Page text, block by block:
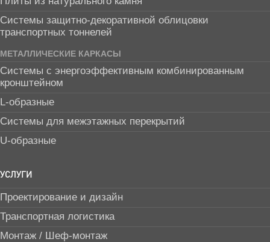
Системы защитно-декоративной облицовки
транспортных тоннелей
МЕТАЛЛИЧЕСКИЕ КАРКАСЫ
Системы с энергоэффективным комбинированным
кронштейном
L-образные
Системы для межэтажных перекрытий
U-образные
УСЛУГИ
Проектирование и дизайн
Транспортная логистика
Монтаж / Шеф-монтаж